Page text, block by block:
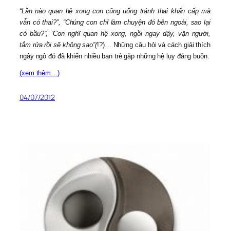
“Lần nào quan hệ xong con cũng uống tránh thai khẩn cấp mà
vẫn có thai?”, “Chúng con chỉ làm chuyện đó bên ngoài, sao lại
có bầu?”, “Con nghĩ quan hệ xong, ngồi ngay dậy, vặn người,
tắm rửa rồi sẽ không sao”(!?)… Những câu hỏi và cách giải thích
ngây ngô đó đã khiến nhiều bạn trẻ gặp những hệ lụy đáng buồn.
(xem thêm…)
04/07/2012